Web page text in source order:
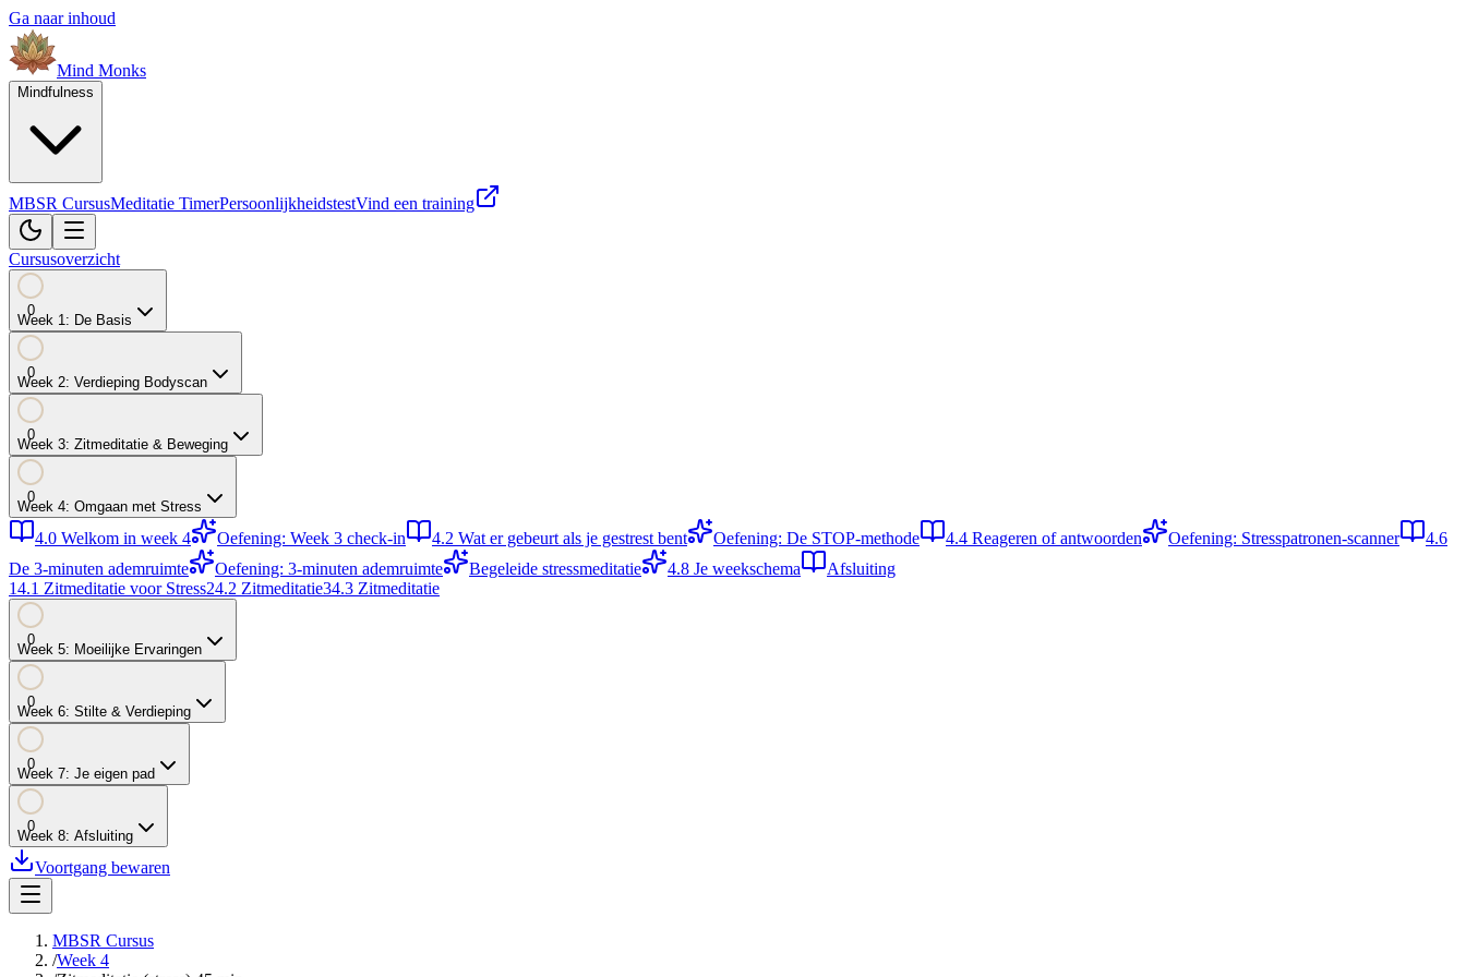
Ga naar inhoud
Mind Monks
Mindfulness
MBSR CursusMeditatie TimerPersoonlijkheidstestVind een training
Cursusoverzicht
0
Week 1: De Basis
0
Week 2: Verdieping Bodyscan
0
Week 3: Zitmeditatie & Beweging
0
Week 4: Omgaan met Stress
4.0 Welkom in week 4 Oefening: Week 3 check-in 4.2 Wat er gebeurt als je gestrest bent Oefening: De STOP-methode 4.4 Reageren of antwoorden Oefening: Stresspatronen-scanner
4.6
De 3-minuten ademruimte
Oefening: 3-minuten ademruimte Begeleide stressmeditatie 4.8 Je weekschema
Afsluiting
14.1 Zitmeditatie voor Stress24.2 Zitmeditatie34.3 Zitmeditatie
0
Week 5: Moeilijke Ervaringen
0
Week 6: Stilte & Verdieping
0
Week 7: Je eigen pad
0
Week 8: Afsluiting
Voortgang bewaren
MBSR Cursus
/Week 4